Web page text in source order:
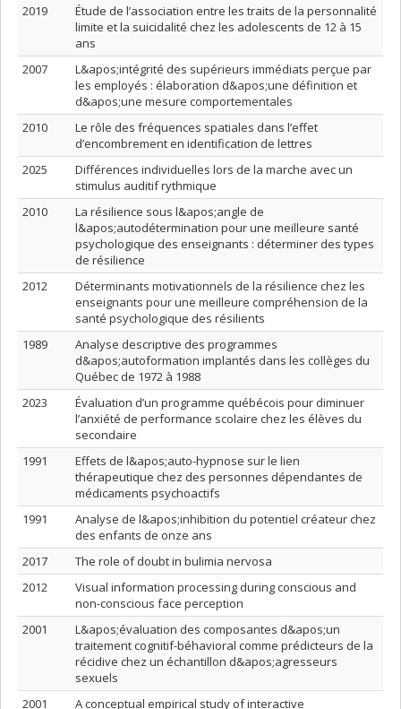
2019
Étude de l’association entre les traits de la personnalité
limite et la suicidalité chez les adolescents de 12 à 15
ans
2007
L&apos;intégrité des supérieurs immédiats perçue par
les employés : élaboration d&apos;une définition et
d&apos;une mesure comportementales
2010
Le rôle des fréquences spatiales dans l’effet
d’encombrement en identification de lettres
2025
Différences individuelles lors de la marche avec un
stimulus auditif rythmique
2010
La résilience sous l&apos;angle de
l&apos;autodétermination pour une meilleure santé
psychologique des enseignants : déterminer des types
de résilience
2012
Déterminants motivationnels de la résilience chez les
enseignants pour une meilleure compréhension de la
santé psychologique des résilients
1989
Analyse descriptive des programmes
d&apos;autoformation implantés dans les collèges du
Québec de 1972 à 1988
2023
Évaluation d’un programme québécois pour diminuer
l’anxiété de performance scolaire chez les élèves du
secondaire
1991
Effets de l&apos;auto-hypnose sur le lien
thérapeutique chez des personnes dépendantes de
médicaments psychoactifs
1991
Analyse de l&apos;inhibition du potentiel créateur chez
des enfants de onze ans
2017
The role of doubt in bulimia nervosa
2012
Visual information processing during conscious and
non-conscious face perception
2001
L&apos;évaluation des composantes d&apos;un
traitement cognitif-béhavioral comme prédicteurs de la
récidive chez un échantillon d&apos;agresseurs
sexuels
2001
A conceptual empirical study of interactive